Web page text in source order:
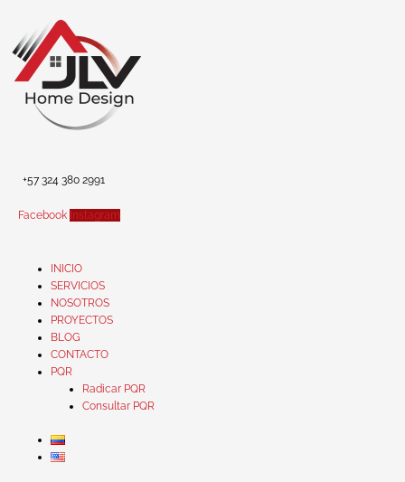
contenido
+57 324 380 2991
Facebook Instagram
INICIO
SERVICIOS
NOSOTROS
PROYECTOS
BLOG
CONTACTO
PQR
Radicar PQR
Consultar PQR